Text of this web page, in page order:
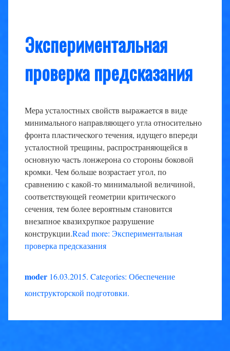
Экспериментальная
проверка предсказания
Мера усталостных свойств выражается в виде
минимального направляющего угла относительно
фронта пластического течения, идущего впереди
усталостной трещины, распространяющейся в
основную часть лонжерона со стороны боковой
кромки. Чем больше возрастает угол, по
сравнению с какой-то минимальной величиной,
соответствующей геометрии критического
сечения, тем более вероятным становится
внезапное квазихрупкое разрушение
конструкции.Read more: Экспериментальная
проверка предсказания
moder 16.03.2015. Categories: Обеспечение
конструкторской подготовки.